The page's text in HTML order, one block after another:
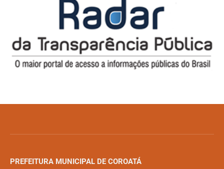
PREFEITURA MUNICIPAL DE COROATÁ